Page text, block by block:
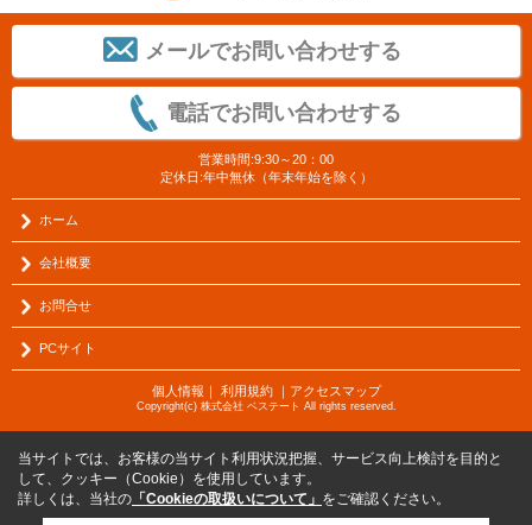
メールでお問い合わせする
電話でお問い合わせする
営業時間:9:30～20：00
定休日:年中無休（年末年始を除く）
ホーム
会社概要
お問合せ
PCサイト
個人情報 利用規約｜ アクセスマップ
Copyright(c) 株式会社 ベステート All rights reserved.
当サイトでは、お客様の当サイト利用状況把握、サービス向上検討を目的と
して、クッキー（Cookie）を使用しています。
詳しくは、当社の 「Cookieの取扱いについて」 をご確認ください。